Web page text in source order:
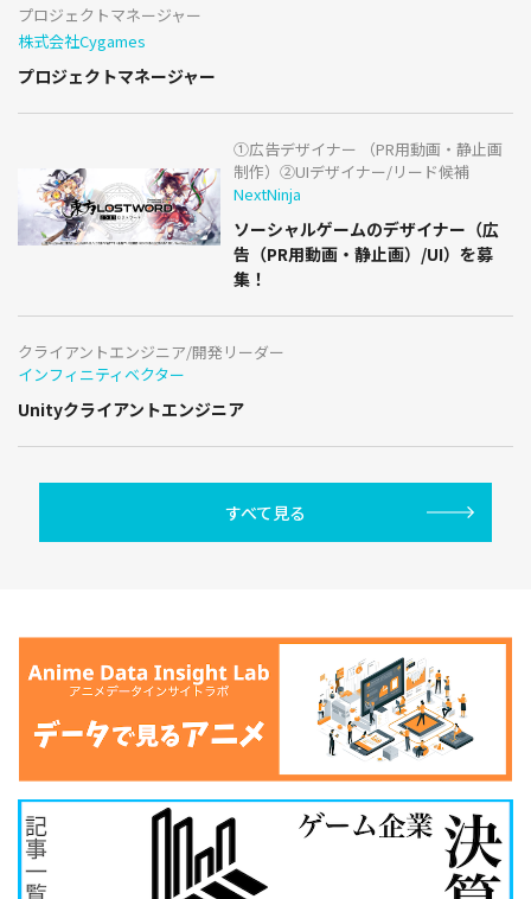
プロジェクトマネージャー
株式会社Cygames
プロジェクトマネージャー
①広告デザイナー （PR用動画・静止画
制作）②UIデザイナー/リード候補
NextNinja
ソーシャルゲームのデザイナー（広
告（PR用動画・静止画）/UI）を募
集！
クライアントエンジニア/開発リーダー
インフィニティベクター
Unityクライアントエンジニア
すべて見る